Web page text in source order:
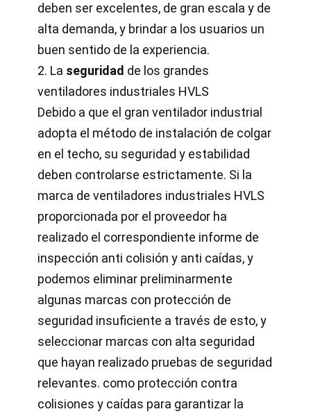
deben ser excelentes, de gran escala y de
alta demanda, y brindar a los usuarios un
buen sentido de la experiencia.
2. La seguridad de los grandes
ventiladores industriales HVLS
Debido a que el gran ventilador industrial
adopta el método de instalación de colgar
en el techo, su seguridad y estabilidad
deben controlarse estrictamente. Si la
marca de ventiladores industriales HVLS
proporcionada por el proveedor ha
realizado el correspondiente informe de
inspección anti colisión y anti caídas, y
podemos eliminar preliminarmente
algunas marcas con protección de
seguridad insuficiente a través de esto, y
seleccionar marcas con alta seguridad
que hayan realizado pruebas de seguridad
relevantes. como protección contra
colisiones y caídas para garantizar la